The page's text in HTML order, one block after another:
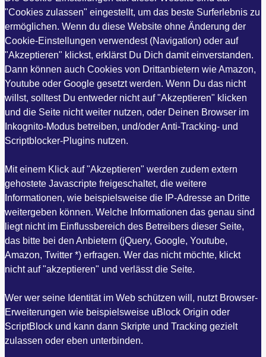
"Cookies zulassen" eingestellt, um das beste Surferlebnis zu
ermöglichen. Wenn du diese Website ohne Änderung der
Cookie-Einstellungen verwendest (Navigation) oder auf
"Akzeptieren" klickst, erklärst Du Dich damit einverstanden.
Dann können auch Cookies von Drittanbietern wie Amazon,
Youtube oder Google gesetzt werden. Wenn Du das nicht
willst, solltest Du entweder nicht auf "Akzeptieren" klicken
und die Seite nicht weiter nutzen, oder Deinen Browser im
Inkognito-Modus betreiben, und/oder Anti-Tracking- und
Scriptblocker-Plugins nutzen.
Mit einem Klick auf "Akzeptieren" werden zudem extern
gehostete Javascripte freigeschaltet, die weitere
Informationen, wie beispielsweise die IP-Adresse an Dritte
weitergeben können. Welche Informationen das genau sind
liegt nicht im Einflussbereich des Betreibers dieser Seite,
das bitte bei den Anbietern (jQuery, Google, Youtube,
Amazon, Twitter *) erfragen. Wer das nicht möchte, klickt
nicht auf "akzeptieren" und verlässt die Seite.
Wer wer seine Identität im Web schützen will, nutzt Browser-
Erweiterungen wie beispielsweise uBlock Origin oder
ScriptBlock und kann dann Skripte und Tracking gezielt
zulassen oder eben unterbinden.